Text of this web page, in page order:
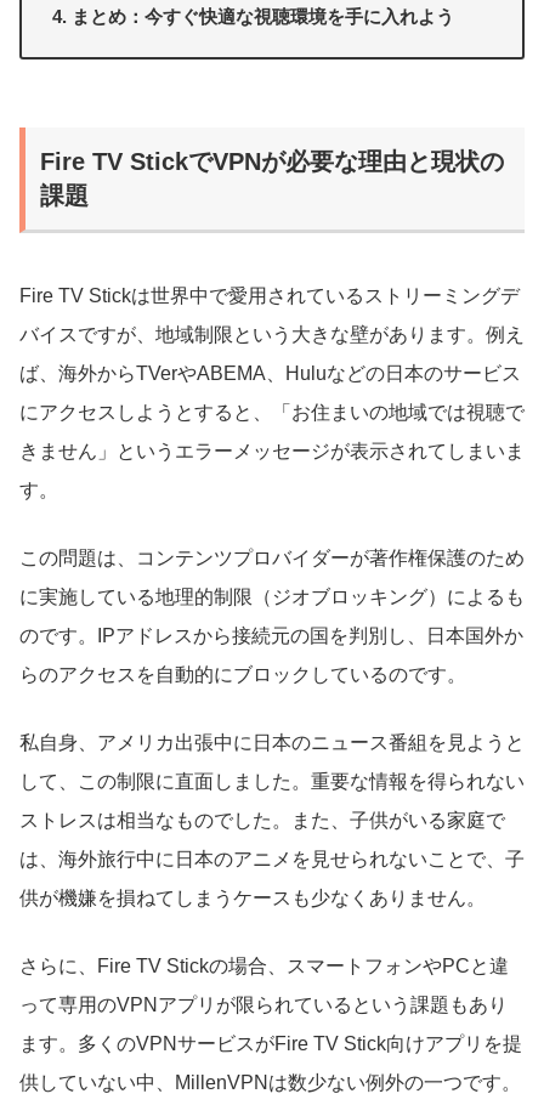
まとめ：今すぐ快適な視聴環境を手に入れよう
Fire TV StickでVPNが必要な理由と現状の
課題
Fire TV Stickは世界中で愛用されているストリーミングデ
バイスですが、地域制限という大きな壁があります。例え
ば、海外からTVerやABEMA、Huluなどの日本のサービス
にアクセスしようとすると、「お住まいの地域では視聴で
きません」というエラーメッセージが表示されてしまいま
す。
この問題は、コンテンツプロバイダーが著作権保護のため
に実施している地理的制限（ジオブロッキング）によるも
のです。IPアドレスから接続元の国を判別し、日本国外か
らのアクセスを自動的にブロックしているのです。
私自身、アメリカ出張中に日本のニュース番組を見ようと
して、この制限に直面しました。重要な情報を得られない
ストレスは相当なものでした。また、子供がいる家庭で
は、海外旅行中に日本のアニメを見せられないことで、子
供が機嫌を損ねてしまうケースも少なくありません。
さらに、Fire TV Stickの場合、スマートフォンやPCと違
って専用のVPNアプリが限られているという課題もあり
ます。多くのVPNサービスがFire TV Stick向けアプリを提
供していない中、MillenVPNは数少ない例外の一つです。